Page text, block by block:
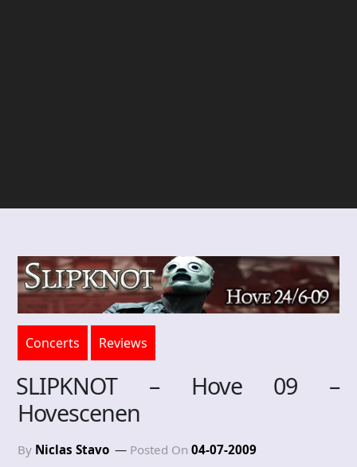
Concerts Reviews
SLIPKNOT – Hove 09 –
Hovescenen
By Niclas Stavo Posted On 04-07-2009